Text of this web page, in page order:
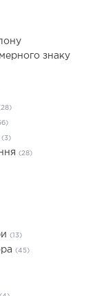
знаку
(3)
(28)
(13)
(45)